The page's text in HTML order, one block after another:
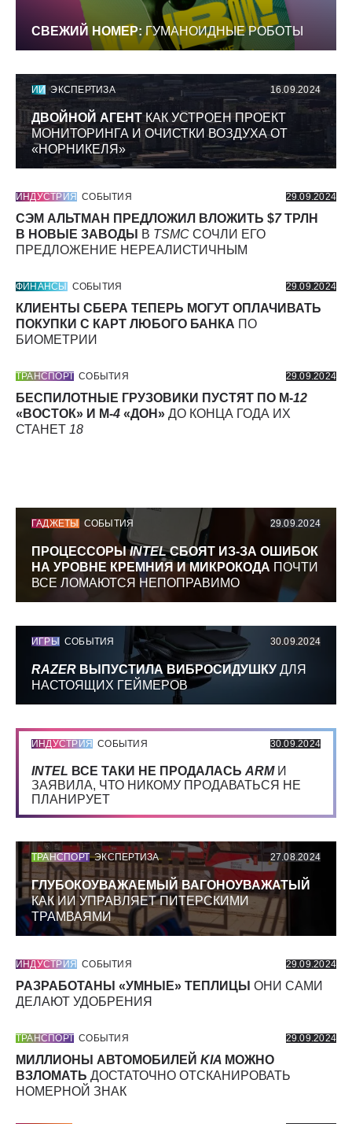
СВЕЖИЙ НОМЕР: ГУМАНОИДНЫЕ РОБОТЫ
ИИ ЭКСПЕРТИЗА 16.09.2024
ДВОЙНОЙ АГЕНТКАК УСТРОЕН ПРОЕКТ
МОНИТОРИНГА И ОЧИСТКИ ВОЗДУХА ОТ
«НОРНИКЕЛЯ»
ИНДУСТРИЯ СОБЫТИЯ 29.09.2024
СЭМ АЛЬТМАН ПРЕДЛОЖИЛ ВЛОЖИТЬ $7ТРЛН
В НОВЫЕ ЗАВОДЫ
В TSMC СОЧЛИ ЕГО
ПРЕДЛОЖЕНИЕ НЕРЕАЛИСТИЧНЫМ
ФИНАНСЫ СОБЫТИЯ 29.09.2024
КЛИЕНТЫ СБЕРА ТЕПЕРЬ МОГУТ ОПЛАЧИВАТЬ
ПОКУПКИ С КАРТ ЛЮБОГО БАНКА ПО
БИОМЕТРИИ
ТРАНСПОРТ СОБЫТИЯ 29.09.2024
БЕСПИЛОТНЫЕ ГРУЗОВИКИ ПУСТЯТ ПО М-12
«ВОСТОК» И М-4 «ДОН» ДО КОНЦА ГОДА ИХ
СТАНЕТ 18
ГАДЖЕТЫ СОБЫТИЯ 29.09.2024
ПРОЦЕССОРЫINTELСБОЯТ ИЗ-ЗА ОШИБОК
НА УРОВНЕ КРЕМНИЯ И МИКРОКОДА ПОЧТИ
ВСЕ ЛОМАЮТСЯ НЕПОПРАВИМО
ИГРЫ СОБЫТИЯ 30.09.2024
RAZER ВЫПУСТИЛА ВИБРОСИДУШКУ ДЛЯ
НАСТОЯЩИХ ГЕЙМЕРОВ
ИНДУСТРИЯ СОБЫТИЯ 30.09.2024
INTEL ВСЕ ТАКИ НЕ ПРОДАЛАСЬ ARMИ
ЗАЯВИЛА, ЧТО НИКОМУ ПРОДАВАТЬСЯ НЕ
ПЛАНИРУЕТ
ТРАНСПОРТ ЭКСПЕРТИЗА 27.08.2024
ГЛУБОКОУВАЖАЕМЫЙ ВАГОНОУВАЖАТЫЙ
КАК ИИ УПРАВЛЯЕТ ПИТЕРСКИМИ
ТРАМВАЯМИ
ИНДУСТРИЯ СОБЫТИЯ 29.09.2024
РАЗРАБОТАНЫ «УМНЫЕ» ТЕПЛИЦЫ ОНИ САМИ
ДЕЛАЮТ УДОБРЕНИЯ
ТРАНСПОРТ СОБЫТИЯ 29.09.2024
МИЛЛИОНЫ АВТОМОБИЛЕЙ KIA МОЖНО
ВЗЛОМАТЬ ДОСТАТОЧНО ОТСКАНИРОВАТЬ
НОМЕРНОЙ ЗНАК